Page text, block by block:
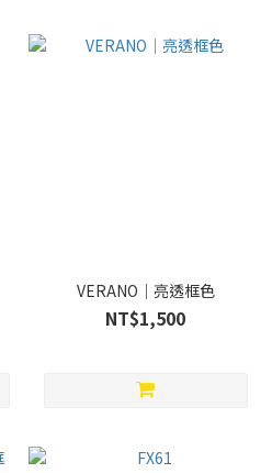
VERANO｜亮透框色
NT$1,500